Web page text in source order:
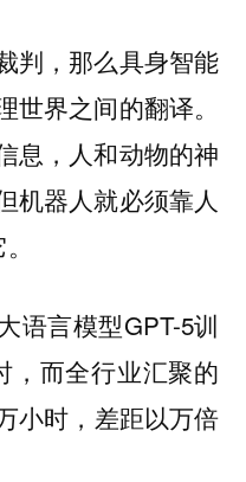
判，那么具身智能
世界之间的翻译。
息，人和动物的神
机器人就必须靠人
语言模型GPT-5训
，而全行业汇聚的
小时，差距以万倍